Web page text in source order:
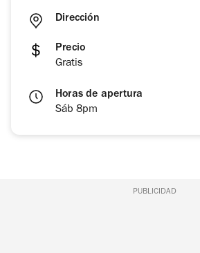
Dirección
Precio
Gratis
Horas de apertura
Sáb 8pm
PUBLICIDAD